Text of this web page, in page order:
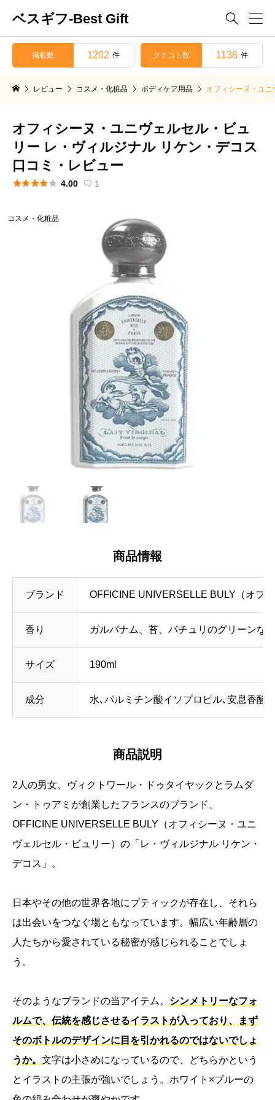
ベスギフ-Best Gift 
掲載数 1202 件 クチコミ数 1138 件
レビュー コスメ・化粧品 ボディケア用品 オフィシーヌ・ユ
オフィシーヌ・ユニヴェルセル・ビュ
リー レ・ヴィルジナル リケン・デコス
口コミ・レビュー
 4.00  1
コスメ・化粧品
商品情報
ブランド OFFICINE UNIVERSELLE BULY（オフ
香り ガルバナム、苔、パチュリのグリーンな
サイズ 190ml
成分 水､パルミチン酸イソプロピル､安息香酸
商品説明
2人の男女、ヴィクトワール・ドゥタイヤックとラムダ
ン・トゥアミが創業したフランスのブランド、
OFFICINE UNIVERSELLE BULY（オフィシーヌ・ユニ
ヴェルセル・ビュリー）の「レ・ヴィルジナル リケン・
デコス」。
日本やその他の世界各地にブティックが存在し、それら
は出会いをつなぐ場ともなっています。幅広い年齢層の
人たちから愛されている秘密が感じられることでしょ
う。
そのようなブランドの当アイテム。 シンメトリーなフォ
ルムで、伝統を感じさせるイラストが入っており、まず
そのボトルのデザインに目を引かれるのではないでしょ
うか。 文字は小さめになっているので、どちらかという
とイラストの主張が強いでしょう。ホワイト×ブルーの